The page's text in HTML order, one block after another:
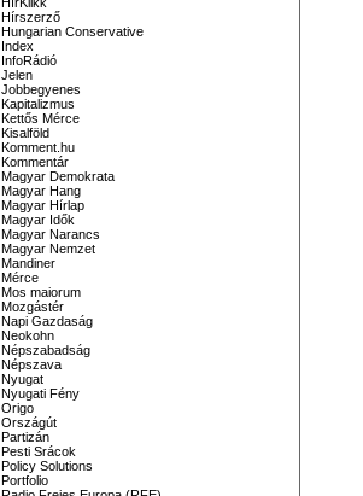
Hírszerző
Hungarian Conservative
Index
InfoRádió
Jelen
Jobbegyenes
Kapitalizmus
Kettős Mérce
Kisalföld
Komment.hu
Kommentár
Magyar Demokrata
Magyar Hang
Magyar Hírlap
Magyar Idők
Magyar Narancs
Magyar Nemzet
Mandiner
Mérce
Mos maiorum
Mozgástér
Napi Gazdaság
Neokohn
Népszabadság
Népszava
Nyugat
Nyugati Fény
Origo
Országút
Partizán
Pesti Srácok
Policy Solutions
Portfolio